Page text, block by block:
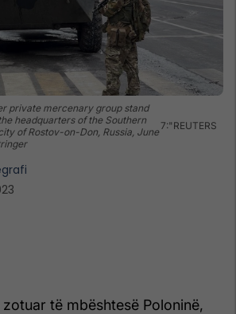
private mercenary group stand
headquarters of the Southern
of Rostov-on-Don, Russia, June 7:"REUTERS
të mbështesë Poloninë,